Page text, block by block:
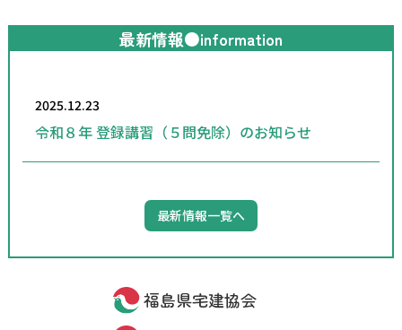
最新情報●information
2025.12.23
令和８年 登録講習（５問免除）のお知らせ
最新情報一覧へ
福島県宅建協会